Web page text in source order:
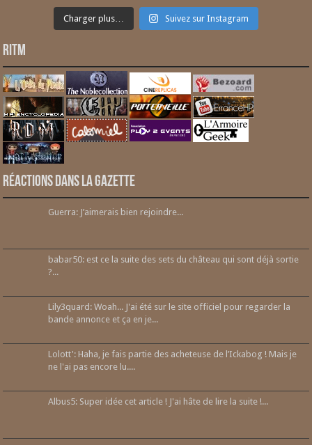
Charger plus… Suivez sur Instagram
RITM
Réactions dans la gazette
Guerra: J’aimerais bien rejoindre...
babar50: est ce la suite des sets du château qui sont déjà sortie
?...
Lily3quard: Woah... J'ai été sur le site officiel pour regarder la
bande annonce et ça en je...
Lolott': Haha, je fais partie des acheteuse de l’Ickabog ! Mais je
ne l'ai pas encore lu....
Albus5: Super idée cet article ! J'ai hâte de lire la suite !...